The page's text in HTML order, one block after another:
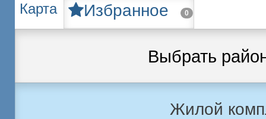
Карта Избранное 0
Выбрать
Жилой